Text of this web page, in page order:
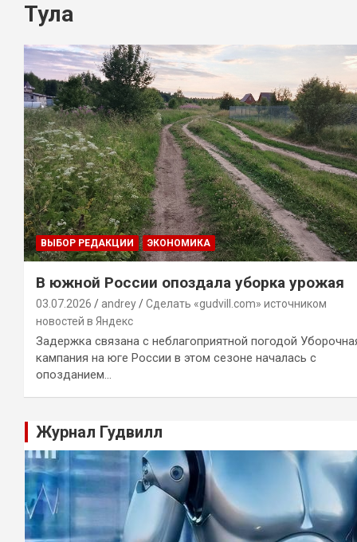
Тула
ВЫБОР РЕДАКЦИИ ЭКОНОМИКА
В южной России опоздала уборка урожая
03.07.2026 andrey
Сделать «gudvill.com» источником
новостей в Яндекс
Задержка связана с неблагоприятной погодой
кампания на юге России в этом сезоне началась с
опозданием…
Журнал Гудвилл